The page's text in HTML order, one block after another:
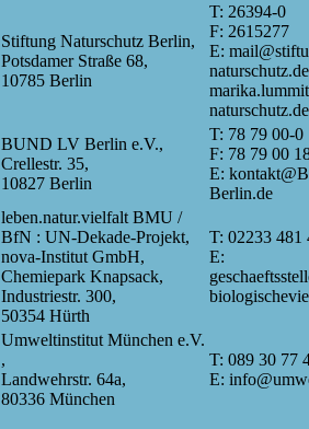
Stiftung Naturschutz Berlin,
Potsdamer Straße 68,
10785 Berlin
T: 26394-0
F: 2615277
E:
naturschutz.de
naturschutz.de
BUND LV Berlin e.V.,
Crellestr. 35,
10827 Berlin
T: 78 79 00-0
F: 78 79 00
E:
Berlin.de
leben.natur.vielfalt BMU /
BfN : UN-Dekade-Projekt,
nova-Institut GmbH,
Chemiepark Knapsack,
Industriestr. 300,
50354 Hürth
T: 02233 481
E:
Umweltinstitut München e.V.
,
Landwehrstr. 64a,
80336 München
T: 089 30 77
E: